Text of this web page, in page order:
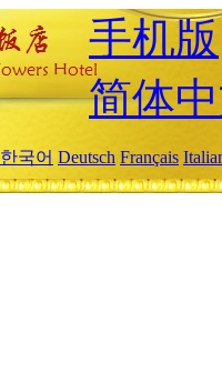
手机版
简体
한국어 Deutsch Français